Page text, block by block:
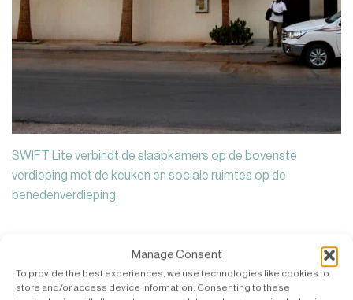
Manage Consent
To provide the best experiences, we use technologies like cookies to
store and/or access device information. Consenting to these
SWIFT Lite verbindt de slaapkamers op de bovenste
verdieping met de keuken en sociale ruimtes op de
benedenverdieping.